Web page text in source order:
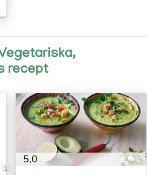
recept
1
5,0